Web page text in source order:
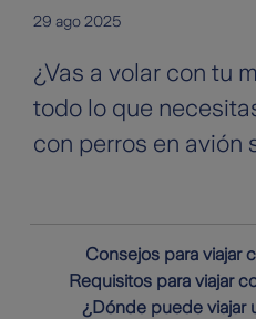
29 ago 2025
¿Vas a volar con tu
todo lo que
con perros en avión
Consejos para viajar
Requisitos para viajar
¿Dónde puede viajar